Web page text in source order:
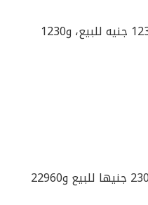
وبلغ سعر الذهب عيار 9 نحو 1234.25 جنيه للبيع، و1230
ووصل سعر الجنيه الذهب نحو 23040 جنيها للبيع و22960